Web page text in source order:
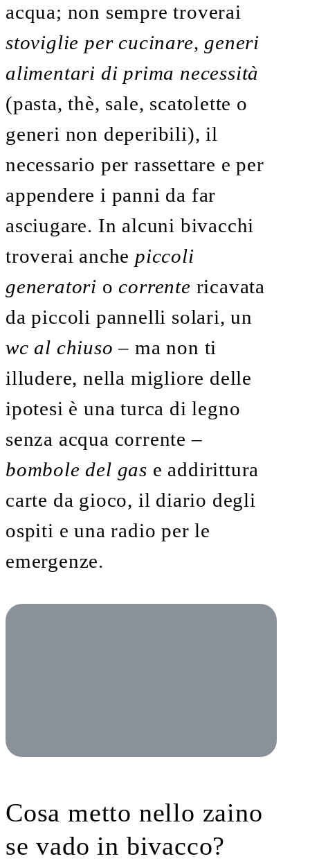
acqua; non sempre troverai
stoviglie per cucinare, generi
alimentari di prima necessità
(pasta, thè, sale, scatolette o
generi non deperibili), il
necessario per rassettare e per
appendere i panni da far
asciugare. In alcuni bivacchi
troverai anche piccoli
generatori o corrente ricavata
da piccoli pannelli solari, un
wc al chiuso – ma non ti
illudere, nella migliore delle
ipotesi è una turca di legno
senza acqua corrente –
bombole del gas e addirittura
carte da gioco, il diario degli
ospiti e una radio per le
emergenze.
Cosa metto nello zaino
se vado in bivacco?